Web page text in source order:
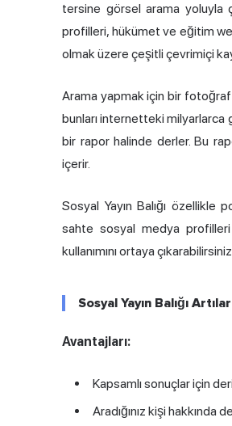
tersine görsel arama yoluyla
profilleri, hükümet ve eğitim
olmak üzere çeşitli çevrimiçi
Arama yapmak için bir fotoğraf
bunları internetteki milyarlarca
bir rapor halinde derler. Bu
içerir.
Sosyal Yayın Balığı özellikle
sahte sosyal medya
kullanımını ortaya
Sosyal Yayın Balığı
Avantajları:
Kapsamlı sonuçlar için
Aradığınız kişi hakkında